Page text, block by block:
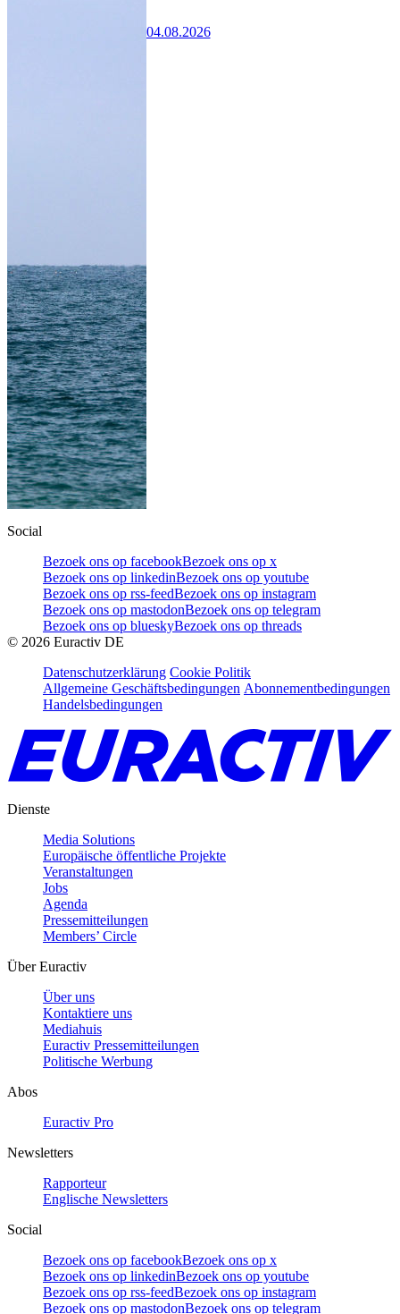
04.08.2026
Social
Bezoek ons op facebookBezoek ons op x
Bezoek ons op linkedinBezoek ons op youtube
Bezoek ons op rss-feedBezoek ons op instagram
Bezoek ons op mastodonBezoek ons op telegram
Bezoek ons op blueskyBezoek ons op threads
© 2026 Euractiv DE
Datenschutzerklärung Cookie Politik
Allgemeine Geschäftsbedingungen Abonnementbedingungen
Handelsbedingungen
Dienste
Media Solutions
Europäische öffentliche Projekte
Veranstaltungen
Jobs
Agenda
Pressemitteilungen
Members’ Circle
Über Euractiv
Über uns
Kontaktiere uns
Mediahuis
Euractiv Pressemitteilungen
Politische Werbung
Abos
Euractiv Pro
Newsletters
Rapporteur
Englische Newsletters
Social
Bezoek ons op facebookBezoek ons op x
Bezoek ons op linkedinBezoek ons op youtube
Bezoek ons op rss-feedBezoek ons op instagram
Bezoek ons op mastodonBezoek ons op telegram